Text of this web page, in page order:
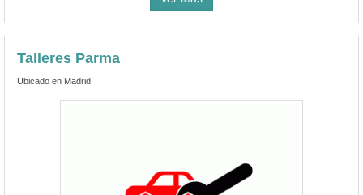
Talleres Parma
Ubicado en Madrid